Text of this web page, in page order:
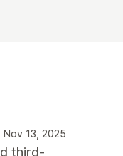
Nov 13, 2025
third-